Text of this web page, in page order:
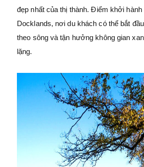
đẹp nhất của thị thành. Điểm khởi
Docklands, nơi du khách có thể bắt
theo sông và tận hưởng không gian
lặng.